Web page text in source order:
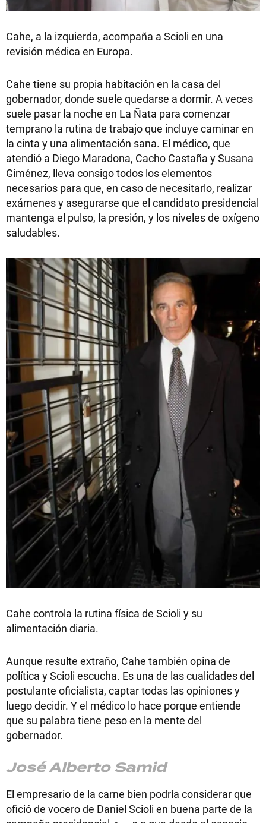
Cahe, a la izquierda, acompaña a Scioli en una
revisión médica en Europa.
Cahe tiene su propia habitación en la casa del
gobernador, donde suele quedarse a dormir. A veces
suele pasar la noche en La Ñata para comenzar
temprano la rutina de trabajo que incluye caminar en
la cinta y una alimentación sana. El médico, que
atendió a Diego Maradona, Cacho Castaña y Susana
Giménez, lleva consigo todos los elementos
necesarios para que, en caso de necesitarlo, realizar
exámenes y asegurarse que el candidato presidencial
mantenga el pulso, la presión, y los niveles de oxígeno
saludables.
Cahe controla la rutina física de Scioli y su
alimentación diaria.
Aunque resulte extraño, Cahe también opina de
política y Scioli escucha. Es una de las cualidades del
postulante oficialista, captar todas las opiniones y
luego decidir. Y el médico lo hace porque entiende
que su palabra tiene peso en la mente del
gobernador.
José Alberto Samid
El empresario de la carne bien podría considerar que
ofició de vocero de Daniel Scioli en buena parte de la